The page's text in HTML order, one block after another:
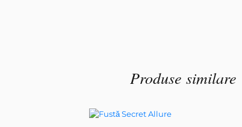
Produse similare